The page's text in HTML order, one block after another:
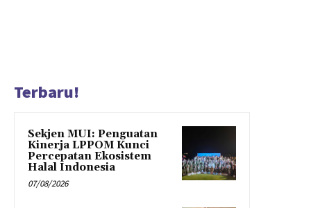
Terbaru!
Sekjen MUI: Penguatan
Kinerja LPPOM Kunci
Percepatan Ekosistem
Halal Indonesia
07/08/2026